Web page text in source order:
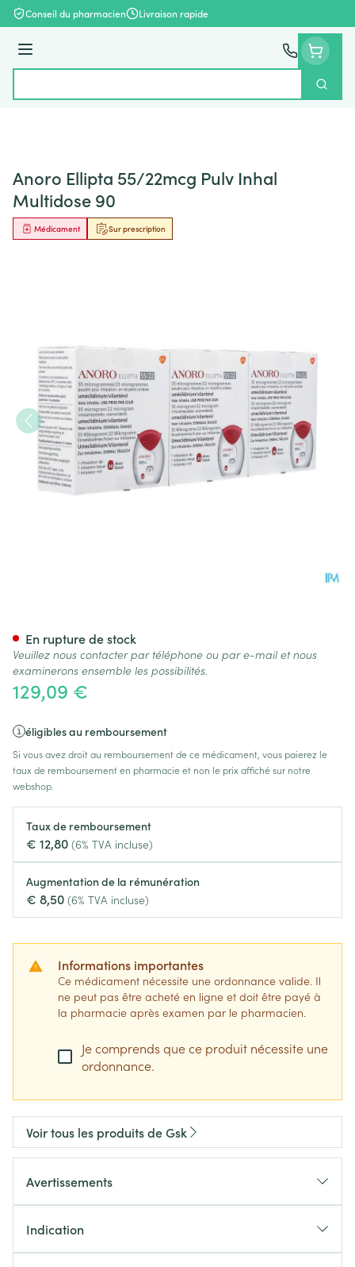
Aller au contenu
Conseil du pharmacien Livraison rapide
Menu
Anoro Ellipta 55/22mcg Pulv Inhal
Multidose 90
Sur prescription
Médicament
129,09 €
éligibles au remboursement
Si vous avez droit au remboursement de ce médicament, vous paierez le
taux de remboursement en pharmacie et non le prix affiché sur notre
webshop.
Taux de remboursement
€ 12,80 (6% TVA incluse)
Augmentation de la rémunération
€ 8,50 (6% TVA incluse)
Informations importantes
Ce médicament nécessite une ordonnance valide. Il
ne peut pas être acheté en ligne et doit être payé à
la pharmacie après examen par le pharmacien.
Je comprends que ce produit nécessite une
ordonnance.
En rupture de stock
Veuillez nous contacter par téléphone ou par e-mail et nous
examinerons ensemble les possibilités.
Voir tous les produits de Gsk
Avertissements
Indication